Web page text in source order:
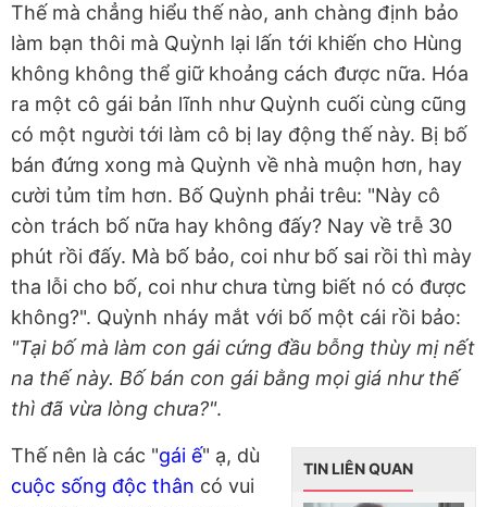
Thế mà chẳng hiểu thế nào, anh chàng định bảo
làm bạn thôi mà Quỳnh lại lấn tới khiến cho Hùng
không không thể giữ khoảng cách được nữa. Hóa
ra một cô gái bản lĩnh như Quỳnh cuối cùng cũng
có một người tới làm cô bị lay động thế này. Bị bố
bán đứng xong mà Quỳnh về nhà muộn hơn, hay
cười tủm tỉm hơn. Bố Quỳnh phải trêu: "Này cô
còn trách bố nữa hay không đấy? Nay về trễ 30
phút rồi đấy. Mà bố bảo, coi như bố sai rồi thì mày
tha lỗi cho bố, coi như chưa từng biết nó có được
không?". Quỳnh nháy mắt với bố một cái rồi bảo:
"Tại bố mà làm con gái cứng đầu bỗng thùy mị nết
na thế này. Bố bán con gái bằng mọi giá như thế
thì đã vừa lòng chưa?".
TIN LIÊN QUAN
Thế nên là các "gái ế" ạ, dù
cuộc sống độc thân có vui